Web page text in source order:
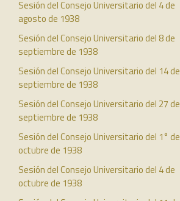
Sesión del Consejo Universitario del 4 de
agosto de 1938
Sesión del Consejo Universitario del 8 de
septiembre de 1938
Sesión del Consejo Universitario del 14 de
septiembre de 1938
Sesión del Consejo Universitario del 27 de
septiembre de 1938
Sesión del Consejo Universitario del 1° de
octubre de 1938
Sesión del Consejo Universitario del 4 de
octubre de 1938